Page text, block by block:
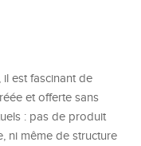
il est fascinant de
et offerte sans
: pas de produit
ni même de structure